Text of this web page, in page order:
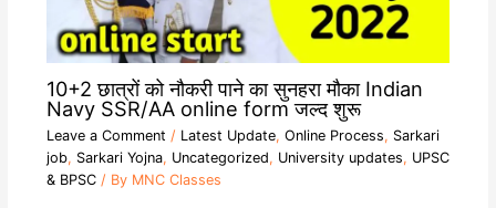
10+2 छात्रों को नौकरी पाने का सुनहरा मौका Indian
Navy SSR/AA online form जल्द शुरू
Leave a Comment / Latest Update, Online Process, Sarkari
job, Sarkari Yojna, Uncategorized, University updates, UPSC
& BPSC/ By MNC Classes